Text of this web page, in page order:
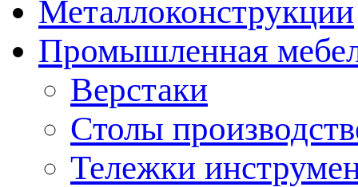
Металлоконструкции
Промышленная
Верстаки
Столы
Тележки